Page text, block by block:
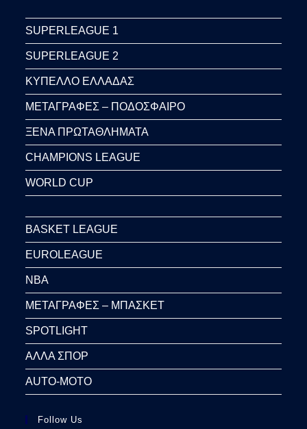
SUPERLEAGUE 1
SUPERLEAGUE 2
ΚΥΠΕΛΛΟ ΕΛΛΑΔΑΣ
ΜΕΤΑΓΡΑΦΕΣ – ΠΟΔΟΣΦΑΙΡΟ
ΞΕΝΑ ΠΡΩΤΑΘΛΗΜΑΤΑ
CHAMPIONS LEAGUE
WORLD CUP
BASKET LEAGUE
EUROLEAGUE
NBA
ΜΕΤΑΓΡΑΦΕΣ – ΜΠΑΣΚΕΤ
SPOTLIGHT
ΑΛΛΑ ΣΠΟΡ
AUTO-MOTO
Follow Us